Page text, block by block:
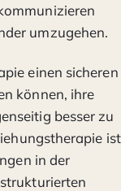
umzugehen.
einen sicheren
können, ihre
besser zu
ist
in der